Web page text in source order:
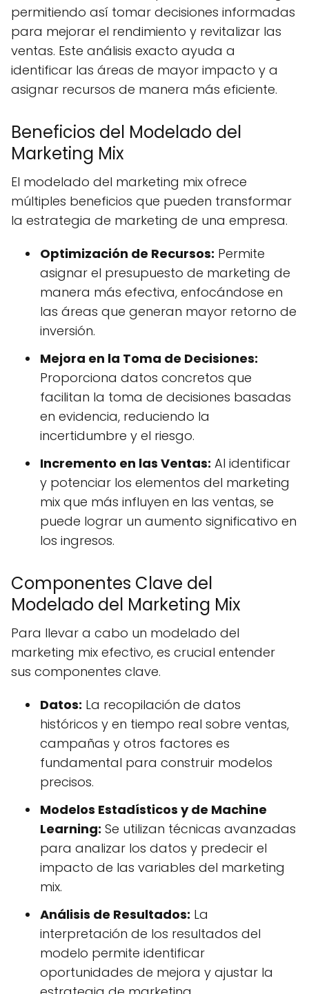
permitiendo así tomar decisiones informadas
para mejorar el rendimiento y revitalizar las
ventas. Este análisis exacto ayuda a
identificar las áreas de mayor impacto y a
asignar recursos de manera más eficiente.
Beneficios del Modelado del
Marketing Mix
El modelado del marketing mix ofrece
múltiples beneficios que pueden transformar
la estrategia de marketing de una empresa.
Optimización de Recursos: Permite
asignar el presupuesto de marketing de
manera más efectiva, enfocándose en
las áreas que generan mayor retorno de
inversión.
Mejora en la Toma de Decisiones:
Proporciona datos concretos que
facilitan la toma de decisiones basadas
en evidencia, reduciendo la
incertidumbre y el riesgo.
Incremento en las Ventas: Al identificar
y potenciar los elementos del marketing
mix que más influyen en las ventas, se
puede lograr un aumento significativo en
los ingresos.
Componentes Clave del
Modelado del Marketing Mix
Para llevar a cabo un modelado del
marketing mix efectivo, es crucial entender
sus componentes clave.
Datos: La recopilación de datos
históricos y en tiempo real sobre ventas,
campañas y otros factores es
fundamental para construir modelos
precisos.
Modelos Estadísticos y de Machine
Learning: Se utilizan técnicas avanzadas
para analizar los datos y predecir el
impacto de las variables del marketing
mix.
Análisis de Resultados: La
interpretación de los resultados del
modelo permite identificar
oportunidades de mejora y ajustar la